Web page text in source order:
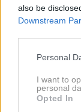
also be
Downstream
Please note
not limited to
grant or deny
use your data
Personal
I want to
personal
Opted In
prebavni
vplivajo na
ljudeh
povsem
zdrave ljudi